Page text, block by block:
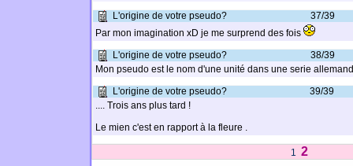
L'origine de votre pseudo?
37/39
Par mon imagination xD je me surprend des fois
L'origine de votre pseudo?
38/39
Mon pseudo est le nom d'une unité dans une serie
L'origine de votre pseudo?
39/39
.... Trois ans plus tard !
Le mien c'est en rapport à la fleure .
1 2